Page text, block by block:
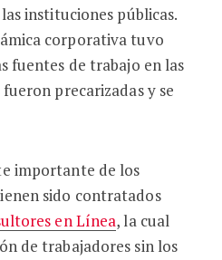
instituciones públicas.
corporativa tuvo
fuentes de trabajo en las
precarizadas y se
importante de los
sido contratados
en Línea, la cual
de trabajadores sin los